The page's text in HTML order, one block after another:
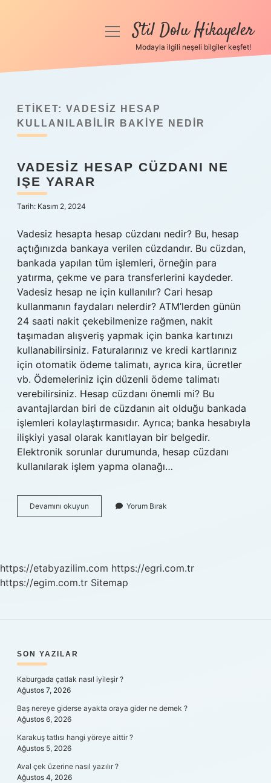
Anasayfa
Yasal Uyarı
menüyüStil Dolu Hikayeler
Modayla ilgili neşeli bilgiler keşfet!
ETIKET: VADESIZ HESAP
KULLANILABILIR BAKIYE NEDIR
VADESIZ HESAP CÜZDANI NE
IŞE YARAR
Tarih: Kasım 2, 2024
Vadesiz hesapta hesap cüzdanı nedir? Bu, hesap
açtığınızda bankaya verilen cüzdandır. Bu cüzdan,
bankada yapılan tüm işlemleri, örneğin para
yatırma, çekme ve para transferlerini kaydeder.
Vadesiz hesap ne için kullanılır? Cari hesap
kullanmanın faydaları nelerdir? ATM’lerden günün
24 saati nakit çekebilmenize rağmen, nakit
taşımadan alışveriş yapmak için banka kartınızı
kullanabilirsiniz. Faturalarınız ve kredi kartlarınız
için otomatik ödeme talimatı, ayrıca kira, ücretler
vb. Ödemeleriniz için düzenli ödeme talimatı
verebilirsiniz. Hesap cüzdanı önemli mi? Bu
avantajlardan biri de cüzdanın ait olduğu bankada
işlemleri kolaylaştırmasıdır. Ayrıca; banka hesabıyla
ilişkiyi yasal olarak kanıtlayan bir belgedir.
Elektronik sorunlar durumunda, hesap cüzdanı
kullanılarak işlem yapma olanağı…
Devamını okuyun
Hesap
Yorum Bırak
https://etabyazilim.com https://egri.com.tr
https://egim.com.tr Sitemap
SIDEBAR
SON YAZILAR
Kaburgada çatlak nasıl iyileşir ?
Ağustos 7, 2026
Baş nereye giderse ayakta oraya gider ne demek ?
Ağustos 6, 2026
Karakuş tatlısı hangi yöreye aittir ?
Ağustos 5, 2026
Aval çek üzerine nasıl yazılır ?
Ağustos 4, 2026